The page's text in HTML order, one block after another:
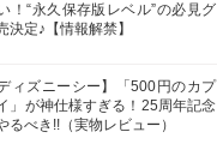
！“永久保存版レベル”の必見グ
決定♪【情報解禁】
ディズニーシー】「500円のカプ
」が神仕様すぎる！25周年記念
るべき!!（実物レビュー）